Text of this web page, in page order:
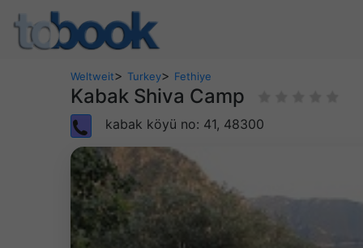
Weltweit> Turkey> Fethiye
Kabak Shiva Camp
kabak köyü no: 41, 48300